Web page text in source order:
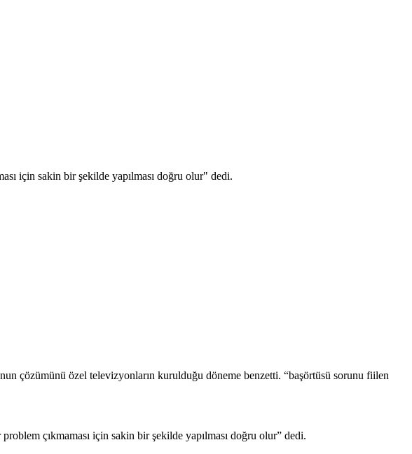
için sakin bir şekilde yapılması doğru olur" dedi.
çözümünü özel televizyonların kurulduğu döneme benzetti. “başörtüsü sorunu fiilen
çıkmaması için sakin bir şekilde yapılması doğru olur” dedi.